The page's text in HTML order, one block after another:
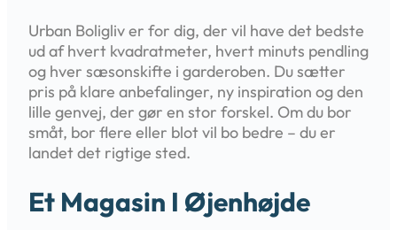
Urban Boligliv er for dig, der vil have det bedste
ud af hvert kvadratmeter, hvert minuts pendling
og hver sæsonskifte i garderoben. Du sætter
pris på klare anbefalinger, ny inspiration og den
lille genvej, der gør en stor forskel. Om du bor
småt, bor flere eller blot vil bo bedre – du er
landet det rigtige sted.
Et Magasin I Øjenhøjde